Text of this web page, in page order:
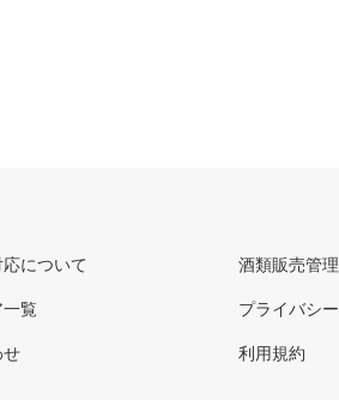
について
一覧
せ
酒類販売管
プライバシ
利用規約